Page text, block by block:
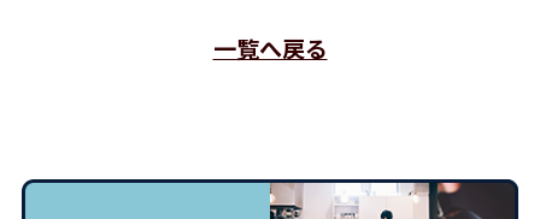
一覧へ戻る